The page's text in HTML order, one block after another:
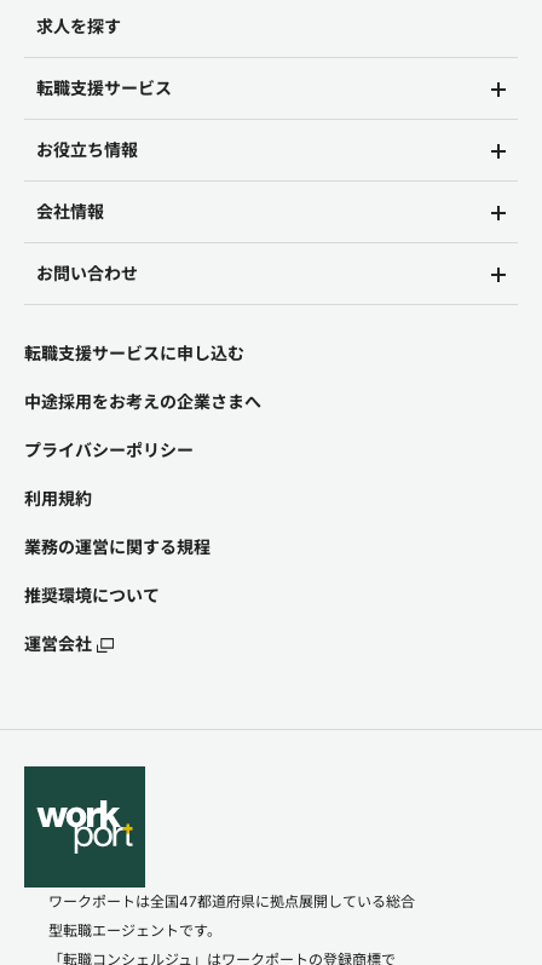
求人を探す
転職支援サービス
お役立ち情報
会社情報
お問い合わせ
転職支援サービスに申し込む
中途採用をお考えの企業さまへ
プライバシーポリシー
利用規約
業務の運営に関する規程
推奨環境について
運営会社
ワークポートは全国47都道府県に拠点展開している総合
型転職エージェントです。
「転職コンシェルジュ」はワークポートの登録商標で